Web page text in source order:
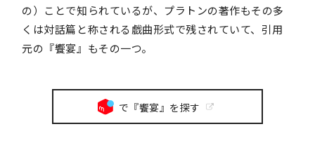
の）ことで知られているが、プラトンの著作もその多
くは対話篇と称される戯曲形式で残されていて、引用
元の『饗宴』もその一つ。
で『饗宴』を探す